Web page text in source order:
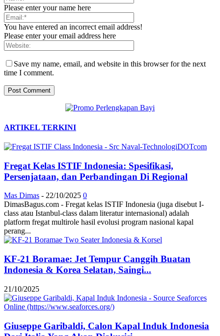
Please enter your name here
You have entered an incorrect email address!
Please enter your email address here
Save my name, email, and website in this browser for the next
time I comment.
ARTIKEL TERKINI
Fregat Kelas ISTIF Indonesia: Spesifikasi,
Persenjataan, dan Perbandingan Di Regional
Mas Dimas - 22/10/2025 0
DimasBagus.com - Fregat kelas ISTIF Indonesia (juga disebut I-
class atau Istanbul-class dalam literatur internasional) adalah
platform fregat multirole hasil evolusi program nasional kapal
perang...
KF-21 Boramae: Jet Tempur Canggih Buatan
Indonesia & Korea Selatan, Saingi...
21/10/2025
Giuseppe Garibaldi, Calon Kapal Induk Indonesia